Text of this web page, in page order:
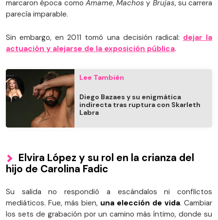
marcaron época como Ámame, Machos y Brujas, su carrera
parecía imparable.
Sin embargo, en 2011 tomó una decisión radical: dejar la
actuación y alejarse de la exposición pública.
Lee También
Diego Bazaes y su enigmática
indirecta tras ruptura con Skarleth
Labra
Elvira López y su rol en la crianza del
hijo de Carolina Fadic
Su salida no respondió a escándalos ni conflictos
mediáticos. Fue, más bien, una elección de vida. Cambiar
los sets de grabación por un camino más íntimo, donde su